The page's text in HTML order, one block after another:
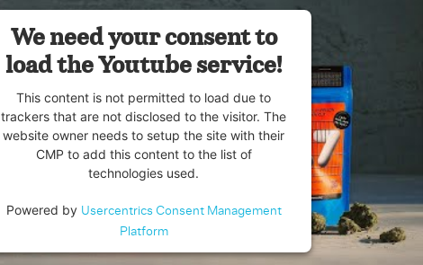
We need your consent to
load the Youtube service!
This content is not permitted to load due to
trackers that are not disclosed to the visitor. The
website owner needs to setup the site with their
CMP to add this content to the list of
technologies used.
Powered by Usercentrics Consent Management
Platform